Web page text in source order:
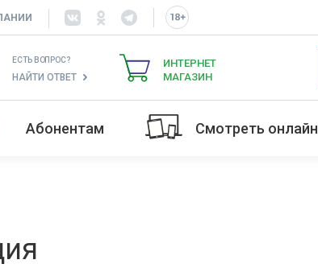
ЕСТЬ ВОПРОС?
НАЙТИ ОТВЕТ
ИНТЕРНЕТ
МАГАЗИН
Абонентам Смотреть онлайн